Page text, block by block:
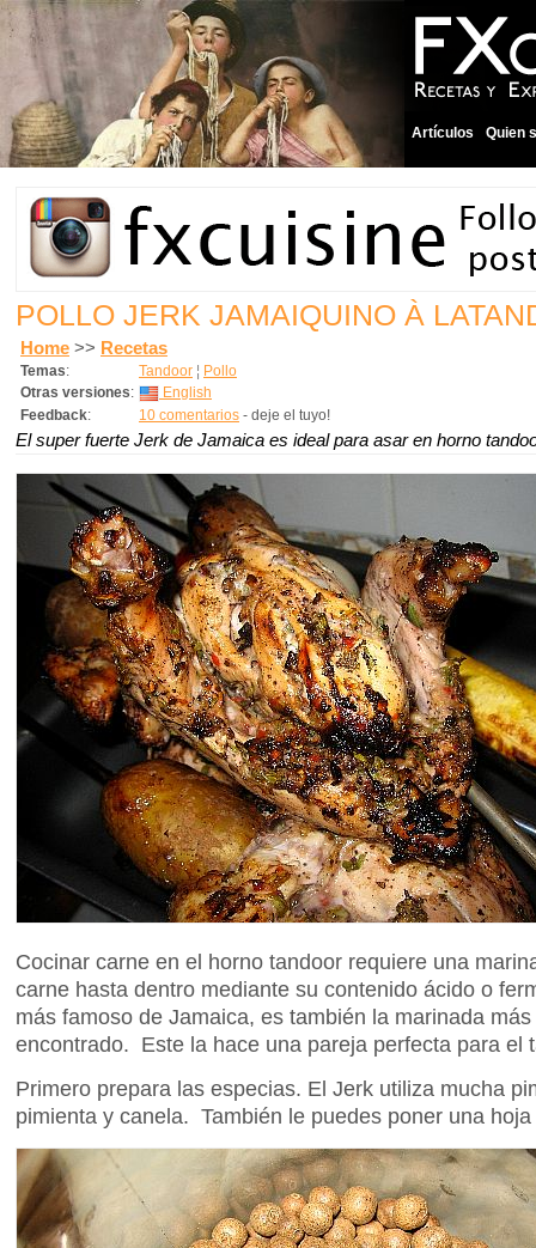
Artículos Quien
POLLO JERK JAMAIQUINO À
Home >> Recetas
Temas: Tandoor ¦ Pollo
Otras versiones:
English
Feedback: 10 comentarios - deje el tuyo!
El super fuerte Jerk de Jamaica es ideal para asar en horno
Cocinar carne en el horno tandoor requiere una
carne hasta dentro mediante su contenido ácido o
más famoso de Jamaica, es también la marinada
encontrado. Este la hace una pareja perfecta para el
Primero prepara las especias. El Jerk utiliza mucha
pimienta y canela. También le puedes poner una